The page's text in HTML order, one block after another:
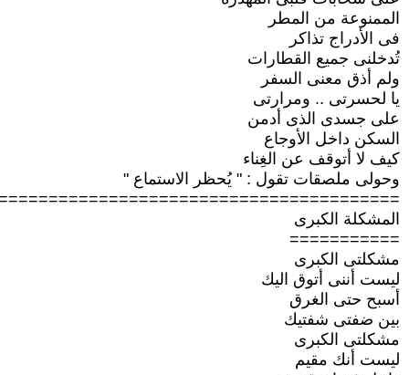
الممنوعة من المطر
فى الأدراج تذاكر
تُدخلنى جميع القطارات
ولم أذق معنى السفر
يا لحسرتى .. ومرارتى
على جسدى الذى أدمن
السكن داخل الأوجاع
كيف لا أتوقف عن الغِناء
وحولى ملصقات تقول : " يُحظر الاستماع "
المشكلة الكبرى
===========
مشكلتى الكبرى
ليست أننى أتوق اليك
أسبح حتى الغرق
بين ضفتى شفتيك
مشكلتى الكبرى
ليست أنك مقيم